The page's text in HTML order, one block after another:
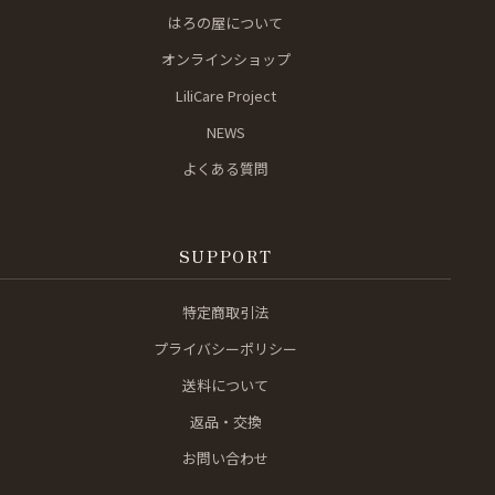
はろの屋について
オンラインショップ
LiliCare Project
NEWS
よくある質問
SUPPORT
特定商取引法
プライバシーポリシー
送料について
返品・交換
お問い合わせ